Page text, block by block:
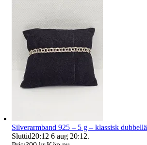
Silverarmband 925 – 5 g – klassisk
Sluttid20:12 6 aug 20:12.